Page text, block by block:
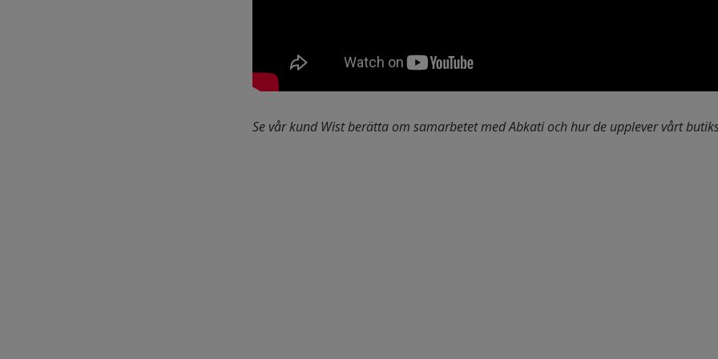
Se vår kund Wist berätta om samarbetet med Abkati och hur de upplever vårt